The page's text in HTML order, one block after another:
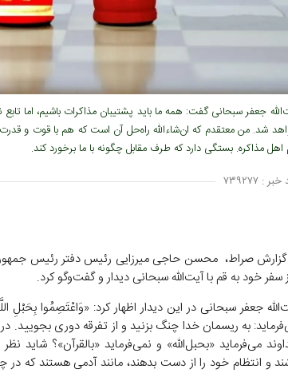
جعفر سبحانی گفت: همه ما باید پشتیبان مذاکرات باشیم، اما تابع
شد. من معتقدم که ان‌شاءالله راه‌حل آن است که هم با قوت و
مذاکره. بستگی دارد که طرف مقابل چگونه با ما برخورد کند.
خبر :۷۳۹۲۷۷
سفر خود به قم با آیت‌الله سبحانی دیدار و گفت‌و‌گو کرد.
جعفر سبحانی در این دیدار اظهار کرد: «وَاعْتَصِمُوا بِحَبْلِ
به ریسمان خدا چنگ بزنید و از تفرقه دوری بجویید.
می‌فرماید «بحبل‌الله» و نمی‌فرماید «بالقرآن»؟ شاید
و انتظام خود را از دست بدهند، مانند آدمی هستند که در